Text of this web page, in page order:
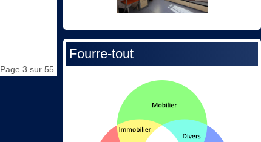
Page 3 sur 55
Fourre-tout